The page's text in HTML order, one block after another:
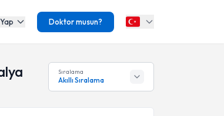
Doktor musun?
Sıralama
Akıllı Sıralama